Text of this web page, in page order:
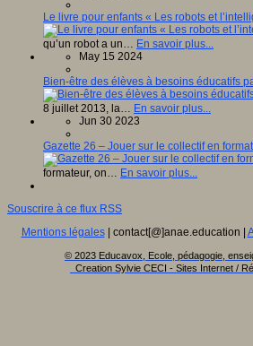
Le livre pour enfants « Les robots et
qu’un robot a un… En savoir plus...
May 15 2024
Bien-être des élèves à besoins éducatifs
8 juillet 2013, la… En savoir plus...
Jun 30 2023
Gazette 26 – Jouer sur le collectif en
formateur, on… En savoir plus...
Souscrire à ce flux RSS
Mentions légales| contact[@]anae.education |
© 2023 Educavox, Ecole, pédagogie,
Creation Sylvie CECI - Sites Internet /